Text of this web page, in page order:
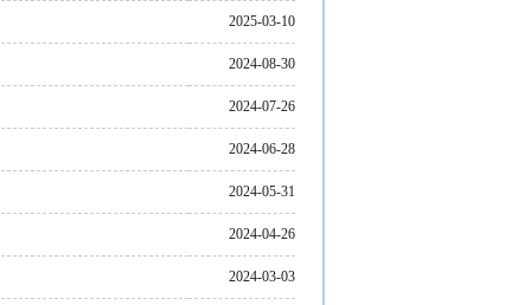
2025-03-10
2024-08-30
2024-07-26
2024-06-28
2024-05-31
2024-04-26
2024-03-03